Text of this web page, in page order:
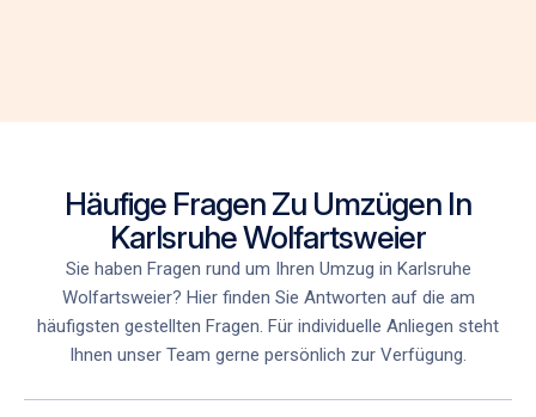
Häufige Fragen Zu Umzügen In
Karlsruhe Wolfartsweier
Sie haben Fragen rund um Ihren Umzug in Karlsruhe
Wolfartsweier? Hier finden Sie Antworten auf die am
häufigsten gestellten Fragen. Für individuelle Anliegen steht
Ihnen unser Team gerne persönlich zur Verfügung.